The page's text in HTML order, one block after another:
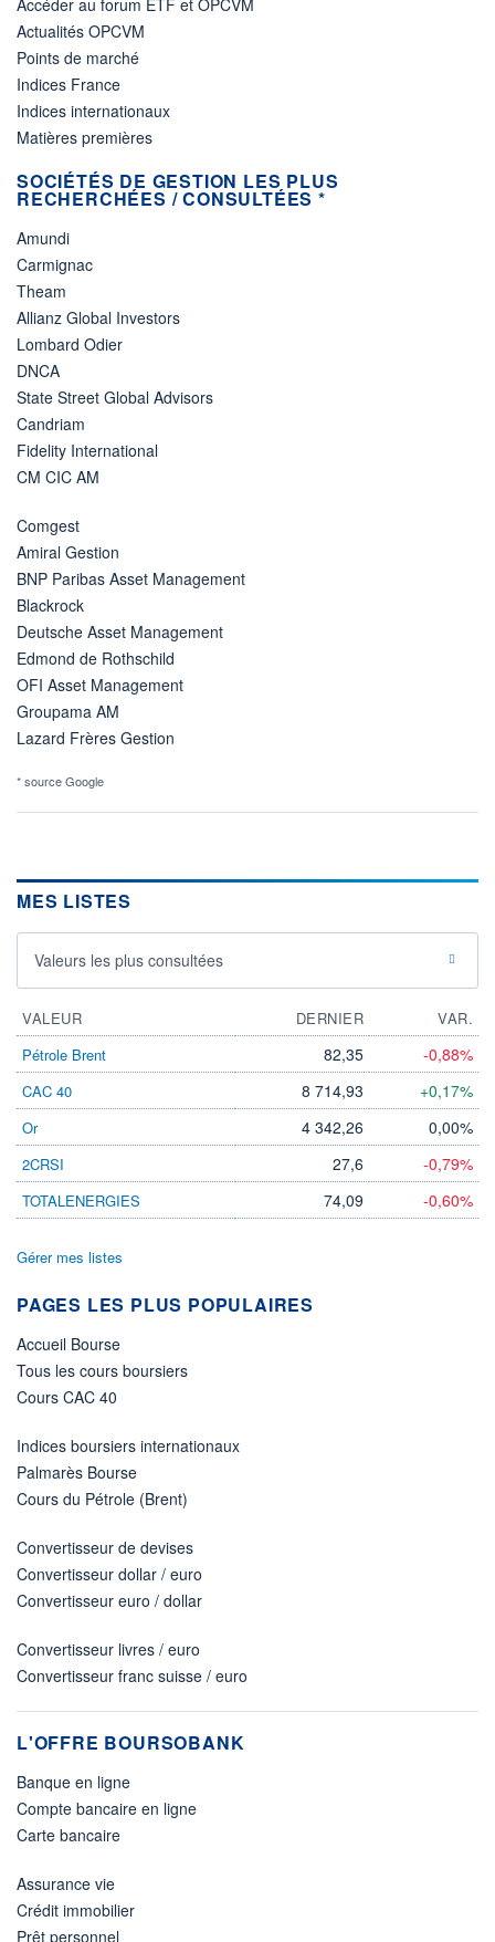
Actualités OPCVM
Points de marché
Indices France
Indices internationaux
Matières premières
SOCIÉTÉS DE GESTION LES PLUS
RECHERCHÉES / CONSULTÉES *
Amundi
Carmignac
Theam
Allianz Global Investors
Lombard Odier
DNCA
State Street Global Advisors
Candriam
Fidelity International
CM CIC AM
Comgest
Amiral Gestion
BNP Paribas Asset Management
Blackrock
Deutsche Asset Management
Edmond de Rothschild
OFI Asset Management
Groupama AM
Lazard Frères Gestion
* source Google
MES LISTES
Valeurs les plus consultées
VALEUR DERNIER
VAR.
Pétrole Brent
82,35 -0,88%
CAC 40 8 714,93 +0,17%
Or 4 342,26 0,00%
2CRSI 27,6 -0,79%
TOTALENERGIES 74,09 -0,60%
Gérer mes listes
PAGES LES PLUS POPULAIRES
Accueil Bourse
Tous les cours boursiers
Cours CAC 40
Indices boursiers internationaux
Palmarès Bourse
Cours du Pétrole (Brent)
Convertisseur de devises
Convertisseur dollar / euro
Convertisseur euro / dollar
Convertisseur livres / euro
Convertisseur franc suisse / euro
L'OFFRE BOURSOBANK
Banque en ligne
Compte bancaire en ligne
Carte bancaire
Assurance vie
Crédit immobilier
Prêt personnel